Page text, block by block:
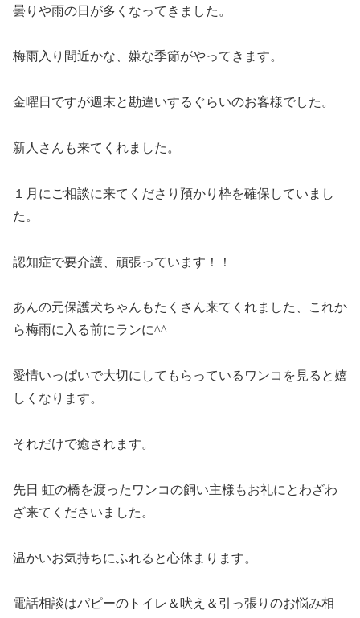
曇りや雨の日が多くなってきました。
梅雨入り間近かな、嫌な季節がやってきます。
金曜日ですが週末と勘違いするぐらいのお客様でした。
新人さんも来てくれました。
１月にご相談に来てくださり預かり枠を確保していまし
た。
認知症で要介護、頑張っています！！
あんの元保護犬ちゃんもたくさん来てくれました、これか
ら梅雨に入る前にランに^^
愛情いっぱいで大切にしてもらっているワンコを見ると嬉
しくなります。
それだけで癒されます。
先日 虹の橋を渡ったワンコの飼い主様もお礼にとわざわ
ざ来てくださいました。
温かいお気持ちにふれると心休まります。
電話相談はパピーのトイレ＆吠え＆引っ張りのお悩み相